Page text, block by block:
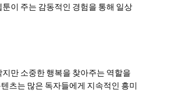
이 주는 감동적인 경험을 통해 일상
만 소중한 행복을 찾아주는 역할을
츠는 많은 독자들에게 지속적인 흥미